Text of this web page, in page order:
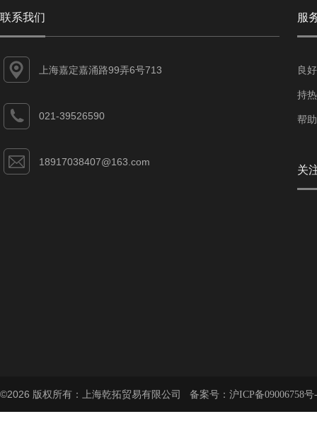
联系我们
上海嘉定嘉涌路99弄6号713
021-39526590
18917038407@163.com
服
良
持
帮
关
©2026 版权所有：上海乾拓贸易有限公司 备案号： 沪ICP备09006758号